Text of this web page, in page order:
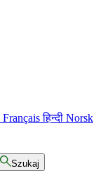
Françaisहिन्दी Norsk
Szukaj